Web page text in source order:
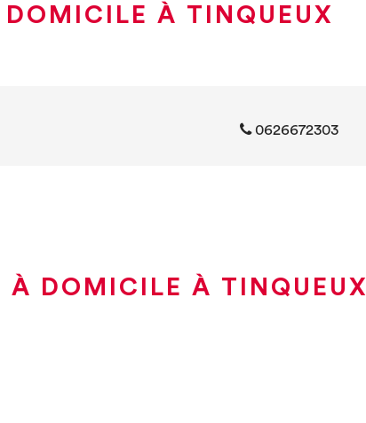
DOMICILE À TINQUEUX
0626672303
À DOMICILE À TINQUEUX